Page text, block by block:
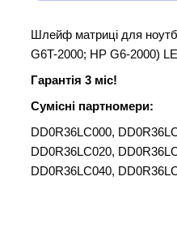
Шлейф матриці для
G6T-2000; HP G6-2000)
Гарантія 3 міс!
Сумісні партномери:
DD0R36LC000,
DD0R36LC020,
DD0R36LC040,